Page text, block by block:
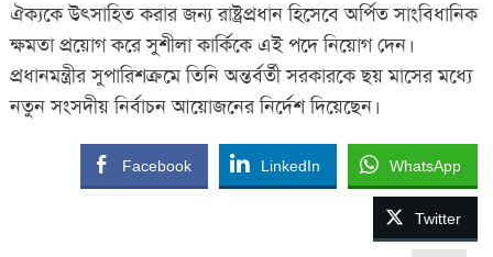
ঐক্যকে উৎসাহিত করার জন্য রাষ্ট্রপ্রধান হিসেবে অর্পিত সাংবিধানিক
ক্ষমতা প্রয়োগ করে সুশীলা কার্কিকে এই পদে নিয়োগ দেন।
প্রধানমন্ত্রীর সুপারিশক্রমে তিনি অন্তর্বর্তী সরকারকে ছয় মাসের মধ্যে
নতুন সংসদীয় নির্বাচন আয়োজনের নির্দেশ দিয়েছেন।
Facebook LinkedIn WhatsApp
Twitter